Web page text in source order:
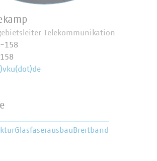
Telekommunikation
158
Glasfaserausbau Breitband